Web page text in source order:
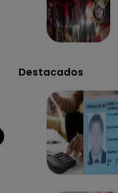
Destacados